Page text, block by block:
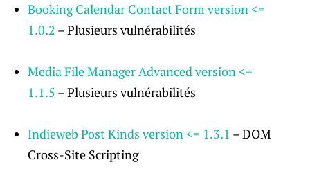
Booking Calendar Contact Form version <=
1.0.2 – Plusieurs vulnérabilités
Media File Manager Advanced version <=
1.1.5 – Plusieurs vulnérabilités
Indieweb Post Kinds version <= 1.3.1 – DOM
Cross-Site Scripting